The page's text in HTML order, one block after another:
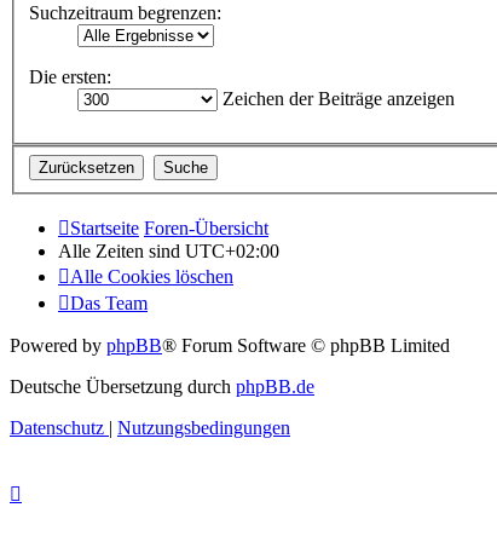
Suchzeitraum begrenzen:
Die ersten:
Zeichen der Beiträge anzeigen
Startseite Foren-Übersicht
Alle Zeiten sind UTC+02:00
Alle Cookies löschen
Das Team
Powered by phpBB® Forum Software © phpBB Limited
Deutsche Übersetzung durch phpBB.de
Datenschutz | Nutzungsbedingungen